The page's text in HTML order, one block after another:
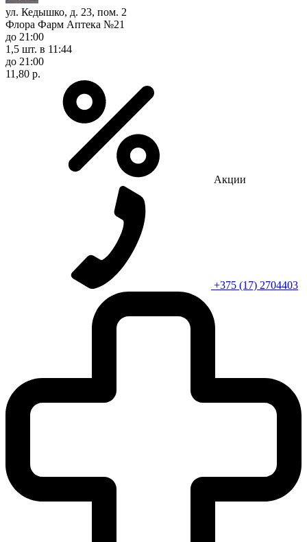
ул. Кедышко, д. 23, пом. 2
Флора Фарм Аптека №21
до 21:00
1,5 шт. в 11:44
до 21:00
11,80 р.
Акции
+375 (17) 2704403